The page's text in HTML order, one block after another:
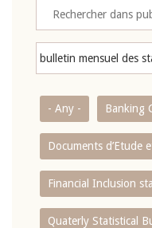
- Any - Banking
Documents d’Etude
Financial Inclusion
Quaterly Statistical